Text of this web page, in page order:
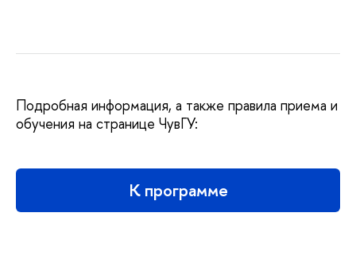
Подробная информация, а также правила приема и
обучения на странице ЧувГУ:
К программе